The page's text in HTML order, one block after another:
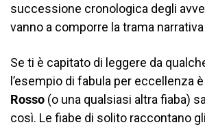
successione cronologica degli
vanno a comporre la trama
Se ti è capitato di leggere da
l’esempio di fabula per eccellenza è
Rosso (o una qualsiasi altra fiaba)
così. Le fiabe di solito raccontano